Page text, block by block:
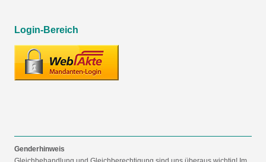
Login-Bereich
Genderhinweis